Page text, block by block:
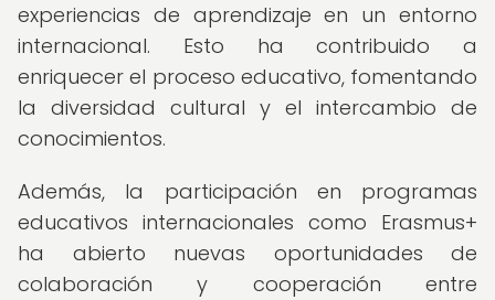
experiencias de aprendizaje en un entorno
internacional. Esto ha contribuido a
enriquecer el proceso educativo, fomentando
la diversidad cultural y el intercambio de
conocimientos.
Además, la participación en programas
educativos internacionales como Erasmus+
ha abierto nuevas oportunidades de
colaboración y cooperación entre